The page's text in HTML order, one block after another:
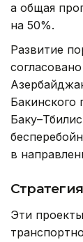
а общая
на 50%.
Развитие
в
Эти